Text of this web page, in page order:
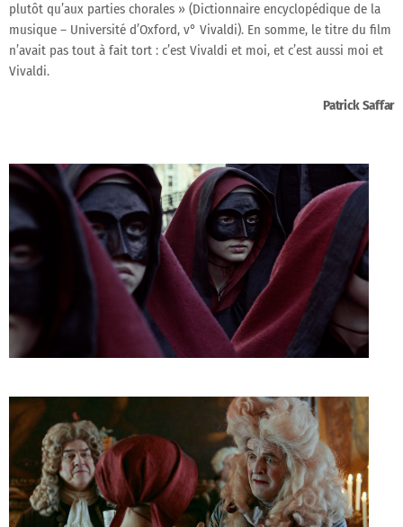
plutôt qu’aux parties chorales » (Dictionnaire encyclopédique de la
musique – Université d’Oxford, v° Vivaldi). En somme, le titre du film
n’avait pas tout à fait tort : c’est Vivaldi et moi, et c’est aussi moi et
Vivaldi.
Patrick Saffar